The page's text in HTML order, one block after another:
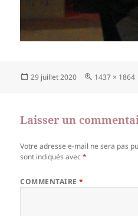
Publié
29 juillet 2020
Taille
1437 × 1864
Laisser un
Votre adresse e-mail ne sera pas
sont indiqués avec*
COMMENTAIRE*